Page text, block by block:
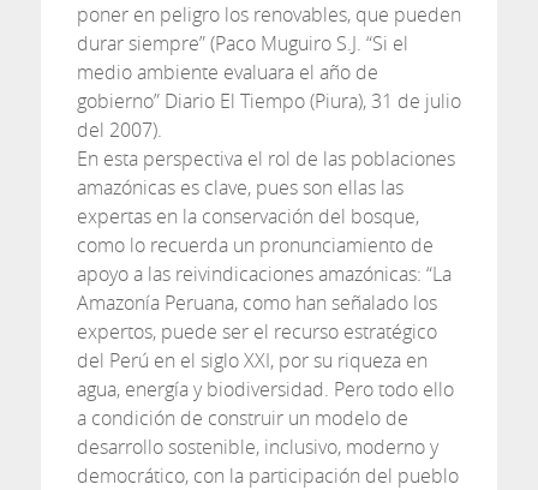
poner en peligro los renovables, que pueden
durar siempre” (Paco Muguiro S.J. “Si el
medio ambiente evaluara el año de
gobierno” Diario El Tiempo (Piura), 31 de julio
del 2007).
En esta perspectiva el rol de las poblaciones
amazónicas es clave, pues son ellas las
expertas en la conservación del bosque,
como lo recuerda un pronunciamiento de
apoyo a las reivindicaciones amazónicas: “La
Amazonía Peruana, como han señalado los
expertos, puede ser el recurso estratégico
del Perú en el siglo XXI, por su riqueza en
agua, energía y biodiversidad. Pero todo ello
a condición de construir un modelo de
desarrollo sostenible, inclusivo, moderno y
democrático, con la participación del pueblo